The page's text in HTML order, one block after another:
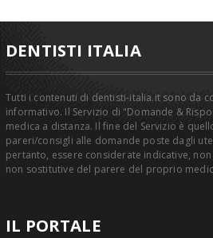
DENTISTI ITALIA
Tutti i contenuti di dentisti-italia.it sono da
informativo. Il Servizio di "Domande &
medica a distanza. Il fine del Servizio è
pareri/consigli alle domande poste dagli
pertanto, essere considerate indicative,
non sostitutive del parere del proprio
IL PORTALE